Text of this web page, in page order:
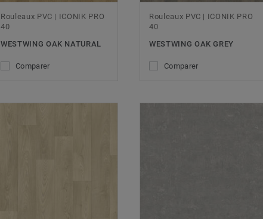
Rouleaux PVC | ICONIK PRO
40
WESTWING OAK NATURAL
Comparer
Rouleaux PVC | ICONIK PRO
40
WESTWING OAK GREY
Comparer